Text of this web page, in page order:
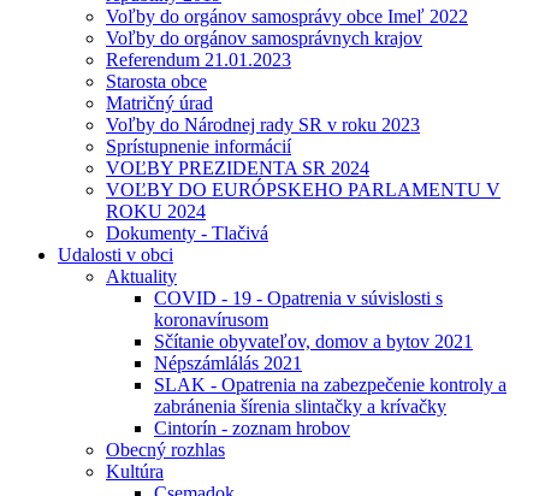
Voľby do orgánov samosprávy obce Imeľ 2022
Voľby do orgánov samosprávnych krajov
Referendum 21.01.2023
Starosta obce
Matričný úrad
Voľby do Národnej rady SR v roku 2023
Sprístupnenie informácií
VOĽBY PREZIDENTA SR 2024
VOĽBY DO EURÓPSKEHO PARLAMENTU V
ROKU 2024
Dokumenty - Tlačivá
Udalosti v obci
Aktuality
COVID - 19 - Opatrenia v súvislosti s
koronavírusom
Sčítanie obyvateľov, domov a bytov 2021
Népszámlálás 2021
SLAK - Opatrenia na zabezpečenie kontroly a
zabránenia šírenia slintačky a krívačky
Cintorín - zoznam hrobov
Obecný rozhlas
Kultúra